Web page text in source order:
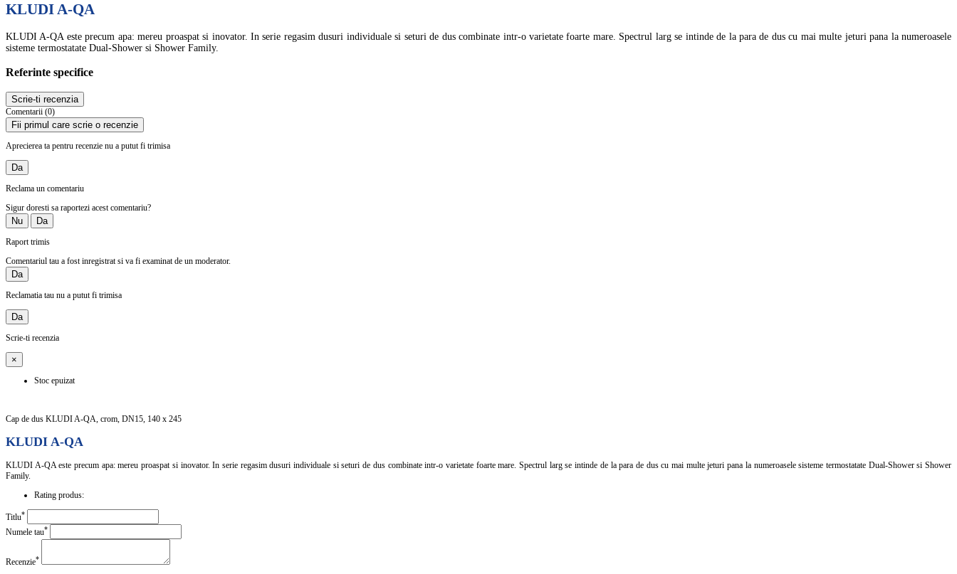
KLUDI A-QA
KLUDI A-QA este precum apa: mereu proaspat si inovator. In serie regasim dusuri individuale si seturi de dus combinate intr-o varietate foarte mare. Spectrul larg se intinde de la para de dus cu mai multe jeturi pana la numeroasele
sisteme termostatate Dual-Shower si Shower Family.
Referinte specifice
Scrie-ti recenzia
Comentarii (0)
Fii primul care scrie o recenzie
Aprecierea ta pentru recenzie nu a putut fi trimisa
Da
Reclama un comentariu
Sigur doresti sa raportezi acest comentariu?
Nu Da
Raport trimis
Comentariul tau a fost inregistrat si va fi examinat de un moderator.
Da
Reclamatia tau nu a putut fi trimisa
Da
Scrie-ti recenzia
×
Stoc epuizat
Cap de dus KLUDI A-QA, crom, DN15, 140 x 245
KLUDI A-QA
KLUDI A-QA este precum apa: mereu proaspat si inovator. In serie regasim dusuri individuale si seturi de dus combinate intr-o varietate foarte mare. Spectrul larg se intinde de la para de dus cu mai multe jeturi pana la numeroasele sisteme termostatate Dual-Shower si Shower
Family.
Rating produs:
Titlu*
Numele tau*
Recenzie*